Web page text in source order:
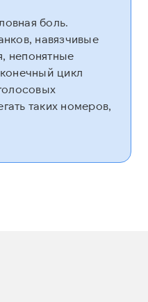
боль.
навязчивые
непонятные
цикл
таких номеров,